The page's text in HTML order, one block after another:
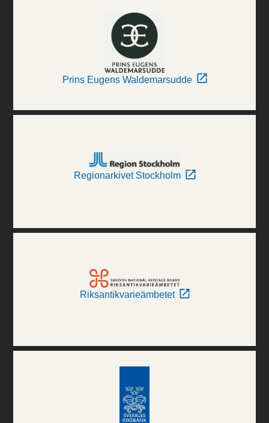
Prins Eugens Waldemarsudde
Regionarkivet Stockholm
Riksantikvarieämbetet